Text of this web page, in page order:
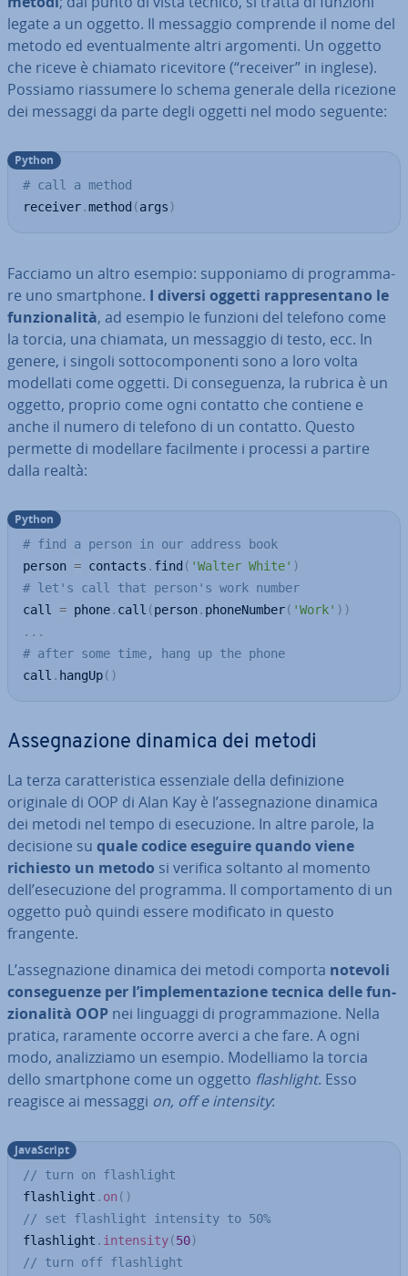
legate a un oggetto. Il messaggio comprende il nome del
metodo ed even­tual­men­te altri argomenti. Un oggetto
che riceve è chiamato ri­ce­vi­to­re (“receiver” in inglese).
Possiamo rias­su­me­re lo schema generale della ricezione
dei messaggi da parte degli oggetti nel modo seguente:
# call a method
receiver.method (args )
Python
Facciamo un altro esempio: sup­po­nia­mo di pro­gram­ma­
re uno smart­pho­ne. I diversi oggetti rap­pre­sen­ta­no le
fun­zio­na­li­tà, ad esempio le funzioni del telefono come
la torcia, una chiamata, un messaggio di testo, ecc. In
genere, i singoli sot­to­com­po­nen­ti sono a loro volta
modellati come oggetti. Di con­se­guen­za, la rubrica è un
oggetto, proprio come ogni contatto che contiene e
anche il numero di telefono di un contatto. Questo
permette di modellare fa­cil­men­te i processi a partire
dalla realtà:
# find a person in our address book
person = contacts . find ( 'Walter White' )
# let's call that person's work number
call = phone. call (person. phoneNumber( 'Work' ) )
. . .
# after some time, hang up the phone
call . hangUp( )
Python
As­se­gna­zio­ne dinamica dei metodi
La terza ca­rat­te­ri­sti­ca es­sen­zia­le della de­fi­ni­zio­ne
originale di OOP di Alan Kay è l’as­se­gna­zio­ne dinamica
dei metodi nel tempo di ese­cu­zio­ne. In altre parole, la
decisione su quale codice eseguire quando viene
richiesto un metodo si verifica soltanto al momento
dell’ese­cu­zio­ne del programma. Il com­por­ta­men­to di un
oggetto può quindi essere mo­di­fi­ca­to in questo
frangente.
L’as­se­gna­zio­ne dinamica dei metodi comporta notevoli
con­se­guen­ze per l’im­ple­men­ta­zio­ne tecnica delle fun­
zio­na­li­tà OOP nei linguaggi di pro­gram­ma­zio­ne. Nella
pratica, raramente occorre averci a che fare. A ogni
modo, ana­liz­zia­mo un esempio. Mo­del­lia­mo la torcia
dello smart­pho­ne come un oggetto fla­shlight. Esso
reagisce ai messaggi on, off e intensity:
// turn on flashlight
flashlight . on ( )
// set flashlight intensity to 50%
flashlight . intensity(50)
// turn off flashlight
Ja­va­Script